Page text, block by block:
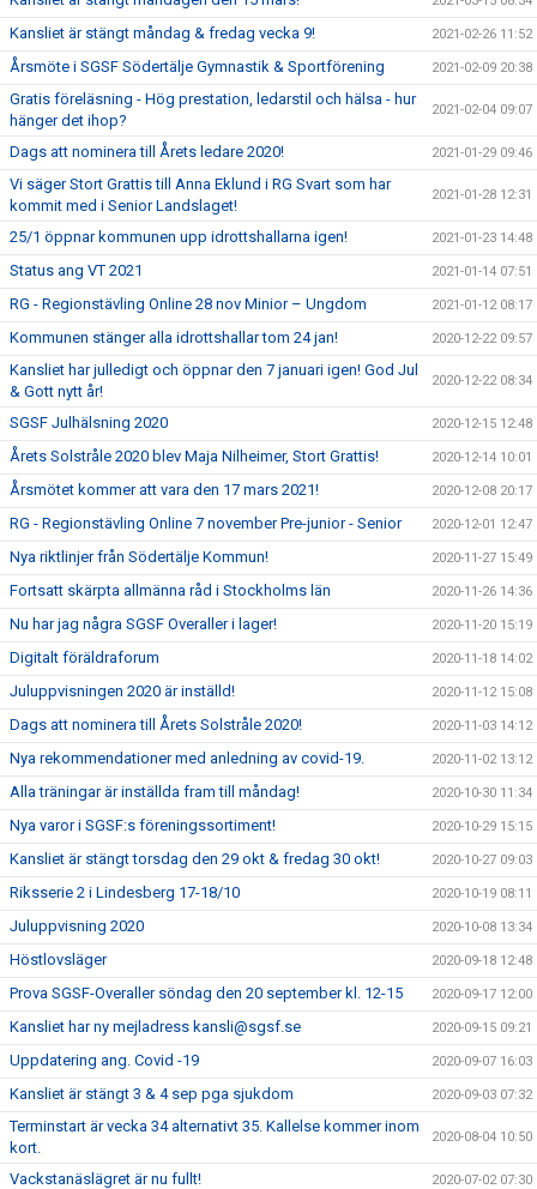
Kansliet är stängt måndag & fredag vecka 9! 2021-02-26 11:52
Årsmöte i SGSF Södertälje Gymnastik & Sportförening 2021-02-09 20:38
Gratis föreläsning - Hög prestation, ledarstil och hälsa - hur
hänger det ihop?
2021-02-04 09:07
Dags att nominera till Årets ledare 2020! 2021-01-29 09:46
Vi säger Stort Grattis till Anna Eklund i RG Svart som har
kommit med i Senior Landslaget!
2021-01-28 12:31
25/1 öppnar kommunen upp idrottshallarna igen! 2021-01-23 14:48
Status ang VT 2021 2021-01-14 07:51
RG - Regionstävling Online 28 nov Minior – Ungdom 2021-01-12 08:17
Kommunen stänger alla idrottshallar tom 24 jan! 2020-12-22 09:57
Kansliet har julledigt och öppnar den 7 januari igen! God Jul
& Gott nytt år!
2020-12-22 08:34
SGSF Julhälsning 2020 2020-12-15 12:48
Årets Solstråle 2020 blev Maja Nilheimer, Stort Grattis! 2020-12-14 10:01
Årsmötet kommer att vara den 17 mars 2021! 2020-12-08 20:17
RG - Regionstävling Online 7 november Pre-junior - Senior 2020-12-01 12:47
Nya riktlinjer från Södertälje Kommun! 2020-11-27 15:49
Fortsatt skärpta allmänna råd i Stockholms län 2020-11-26 14:36
Nu har jag några SGSF Overaller i lager! 2020-11-20 15:19
Digitalt föräldraforum 2020-11-18 14:02
Juluppvisningen 2020 är inställd! 2020-11-12 15:08
Dags att nominera till Årets Solstråle 2020! 2020-11-03 14:12
Nya rekommendationer med anledning av covid-19. 2020-11-02 13:12
Alla träningar är inställda fram till måndag! 2020-10-30 11:34
Nya varor i SGSF:s föreningssortiment! 2020-10-29 15:15
Kansliet är stängt torsdag den 29 okt & fredag 30 okt! 2020-10-27 09:03
Riksserie 2 i Lindesberg 17-18/10 2020-10-19 08:11
Juluppvisning 2020 2020-10-08 13:34
Höstlovsläger 2020-09-18 12:48
Prova SGSF-Overaller söndag den 20 september kl. 12-15 2020-09-17 12:00
Kansliet har ny mejladress kansli@sgsf.se 2020-09-15 09:21
Uppdatering ang. Covid -19 2020-09-07 16:03
Kansliet är stängt 3 & 4 sep pga sjukdom 2020-09-03 07:32
Terminstart är vecka 34 alternativt 35. Kallelse kommer inom
kort.
2020-08-04 10:50
Vackstanäslägret är nu fullt! 2020-07-02 07:30